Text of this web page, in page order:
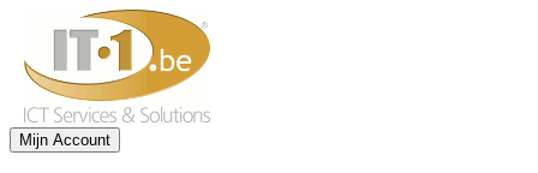
Mijn Account